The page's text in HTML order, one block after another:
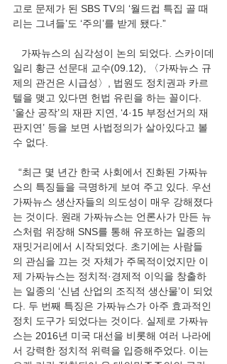
고로 문제가 된 SBS TV의 ‘월드컵 특집 골 때
리는 그녀들’도 ‘주의’를 받게 됐다.”
일리 황근 선문대 교수(09.12), 〈가짜뉴스 규
제의 관건은 시급성〉, 법원도 정치권과 카르
텔을 맺고 있다면 헌법 유린을 하는 꼴이다.
‘울산 공작’의 재판 지연, ‘4·15 부정선거의 재
판지연’ 등을 보면 사법정의가 살아있다고 볼
수 없다.
스의 특징들을 극명하게 보여 주고 있다. 우선
가짜뉴스 생산자들의 의도성이 매우 강해졌다
는 것이다. 원래 가짜뉴스는 언론사가 만든 뉴
스처럼 위장해 SNS를 통해 유포하는 일종의
재밋거리에서 시작되었다. 초기에는 사람들
의 관심을 끄는 것 자체가 주목적이었지만 이
제 가짜뉴스는 정치적·경제적 이익을 창출하
는 일종의 ‘신념 산업의 조직적 생산물’이 되었
다. 두 번째 특징은 가짜뉴스가 아주 효과적인
정치 도구가 되었다는 것이다. 실제로 가짜뉴
스는 2016년 미국 대선을 비롯해 여러 나라에
서 강력한 정치적 위력을 입증해주었다. 이는